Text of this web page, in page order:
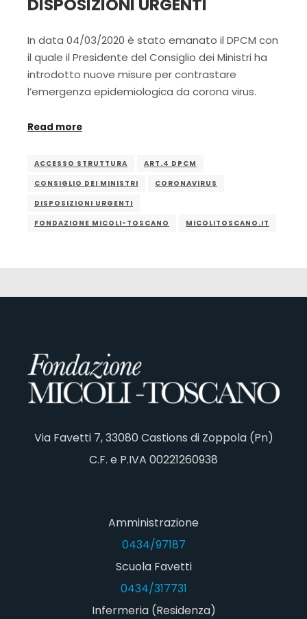
In data 04/03/2020 è stato emanato il DPCM con
il quale il Presidente del Consiglio dei Ministri ha
introdotto nuove misure per contrastare
l’emergenza epidemiologica da corona virus.
Read more
ACCESSO STRUTTURA
ART.4 DPCM
CONSIGLIO DEI MINISTRI
CORONAVIRUS
DISPOSIZIONI URGENTI
FONDAZIONE MICOLI-TOSCANO
MICOLITOSCANO.IT
Via Favetti 7, 33080 Castions di Zoppola (Pn)
C.F. e P.IVA 00221260938
Amministrazione
0434/97187
Scuola Favetti
0434/317731
Infermeria (Residenza)